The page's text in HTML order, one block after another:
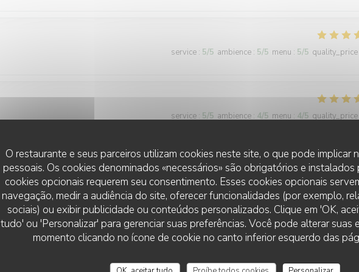
O restaurante e seus parceiros utilizam cookies neste site, o que pode implicar
pessoais. Os cookies denominados «necessários» são obrigatórios e
cookies opcionais requerem seu consentimento. Esses cookies opcionais
navegação, medir a audiência do site, oferecer funcionalidades (por exemplo,
sociais) ou exibir publicidade ou conteúdos personalizados. Clique em 'OK,
tudo' ou 'Personalizar' para gerenciar suas preferências. Você pode alterar suas
momento clicando no ícone de cookie no canto inferior esquerdo das
service : 5/5 ambience : 5/5 menu : 5/5 quality_price
service : 5/5 ambience : 4/5 menu : 4/5 quality_price
service: 5/5 ambience:5/5 menu: 5/5 quality_price
service: 5 /5 ambience : 5/5 menu: 5/5 quality_price
L'AILE ET LA CUISSE